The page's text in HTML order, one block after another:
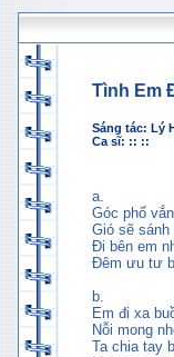
Tình Em
Sáng tác: Lý
Ca sĩ: :: ::
a.
Góc phố
Gió sẽ
Đi bên em
Đêm ưu tư
b.
Em đi xa
Nỗi mong
Ta chia tay